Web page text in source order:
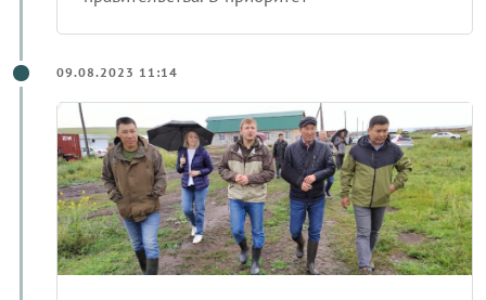
09.08.2023 11:14